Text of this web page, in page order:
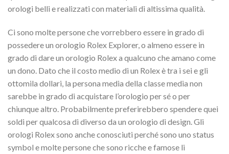
orologi belli e realizzati con materiali di altissima qualità.
Ci sono molte persone che vorrebbero essere in grado di
possedere un orologio Rolex Explorer, o almeno essere in
grado di dare un orologio Rolex a qualcuno che amano come
un dono. Dato che il costo medio di un Rolex è tra i sei e gli
ottomila dollari, la persona media della classe media non
sarebbe in grado di acquistare l’orologio per sé o per
chiunque altro. Probabilmente preferirebbero spendere quei
soldi per qualcosa di diverso da un orologio di design. Gli
orologi Rolex sono anche conosciuti perché sono uno status
symbol e molte persone che sono ricche e famose li